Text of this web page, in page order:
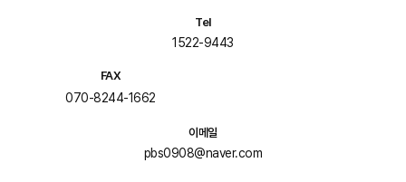
Tel
1522-9443
FAX
070-8244-1662
이메일
pbs0908@naver.com